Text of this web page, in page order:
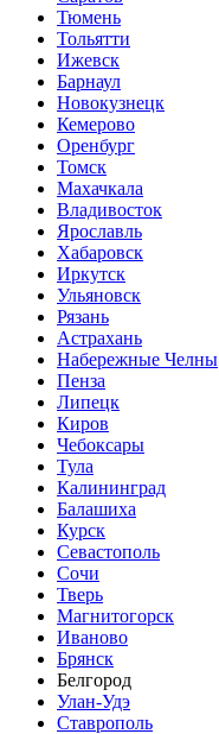
Тюмень
Тольятти
Ижевск
Барнаул
Новокузнецк
Кемерово
Оренбург
Томск
Махачкала
Владивосток
Ярославль
Хабаровск
Иркутск
Ульяновск
Рязань
Астрахань
Набережные Челны
Пенза
Липецк
Киров
Чебоксары
Тула
Калининград
Балашиха
Курск
Севастополь
Сочи
Тверь
Магнитогорск
Иваново
Брянск
Белгород
Улан-Удэ
Ставрополь